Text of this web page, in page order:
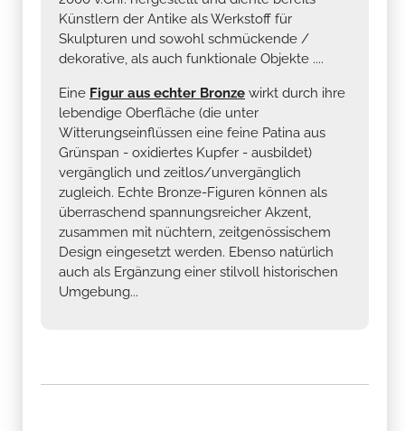
Künstlern der Antike als Werkstoff für
Skulpturen und sowohl schmückende /
dekorative, als auch funktionale Objekte ....
Eine Figur aus echter Bronze wirkt durch ihre
lebendige Oberfläche (die unter
Witterungseinflüssen eine feine Patina aus
Grünspan - oxidiertes Kupfer - ausbildet)
vergänglich und zeitlos/unvergänglich
zugleich. Echte Bronze-Figuren können als
überraschend spannungsreicher Akzent,
zusammen mit nüchtern, zeitgenössischem
Design eingesetzt werden. Ebenso natürlich
auch als Ergänzung einer stilvoll historischen
Umgebung...